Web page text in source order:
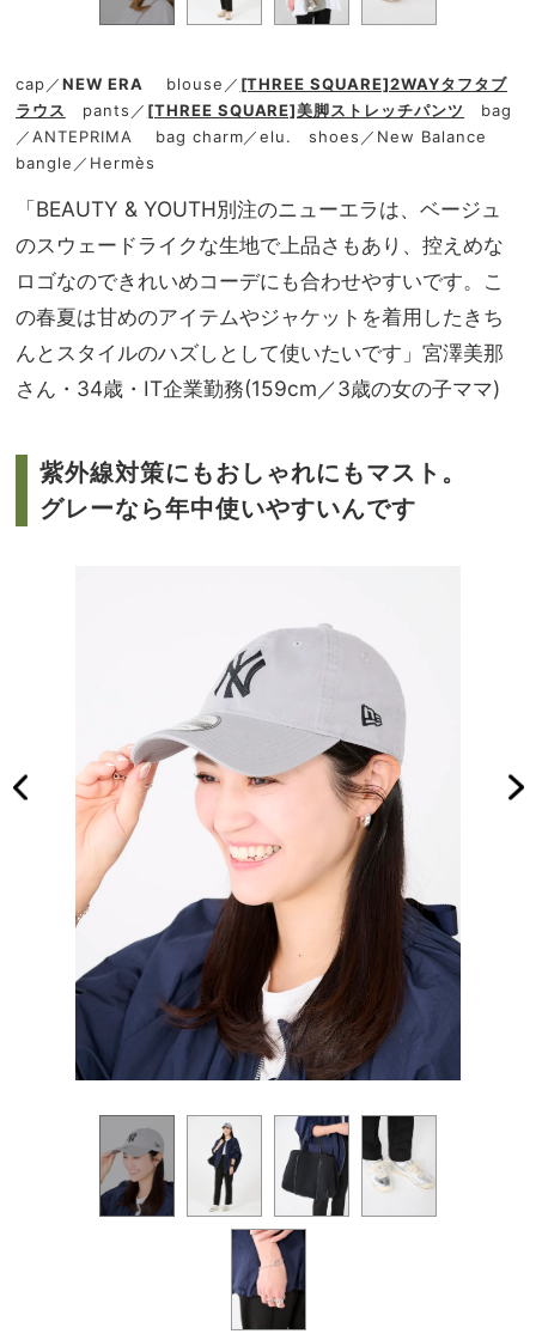
cap／NEW ERA blouse／ [THREE SQUARE]2WAYタフタブ
ラウス
pants／ [THREE SQUARE]美脚ストレッチパンツ
bag
／ANTEPRIMA bag charm／elu. shoes／New Balance
bangle／Hermès
「BEAUTY & YOUTH別注のニューエラは、ベージュ
のスウェードライクな生地で上品さもあり、控えめな
ロゴなのできれいめコーデにも合わせやすいです。こ
の春夏は甘めのアイテムやジャケットを着用したきち
んとスタイルのハズしとして使いたいです」宮澤美那
さん・34歳・IT企業勤務(159cm／3歳の女の子ママ)
紫外線対策にもおしゃれにもマスト。
グレーなら年中使いやすいんです